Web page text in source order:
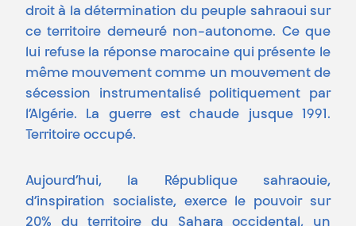
droit à la détermination du peuple sahraoui sur
ce territoire demeuré non-autonome. Ce que
lui refuse la réponse marocaine qui présente le
même mouvement comme un mouvement de
sécession instrumentalisé politiquement par
l’Algérie. La guerre est chaude jusque 1991.
Territoire occupé.
Aujourd’hui, la République sahraouie,
d’inspiration socialiste, exerce le pouvoir sur
20% du territoire du Sahara occidental, un